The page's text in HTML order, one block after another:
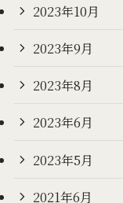
2023年10月
2023年9月
2023年8月
2023年6月
2023年5月
2021年6月